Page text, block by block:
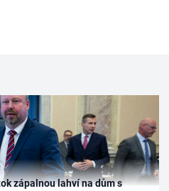
zápalnou lahví na dům s